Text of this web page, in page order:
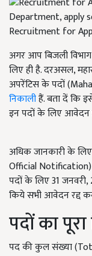
Recruitment for
अगर आप बिजली
लिए ही है. दरअसल,
अपरेंटिस के पदों
निकालीहैं. बता दें कि
इन पदों के लिए आवेदन
अधिक जानकारी के
Official
पदों के लिए 31
किये सभी आवेदन रद्द
पदों का
पद की कुल संख्या